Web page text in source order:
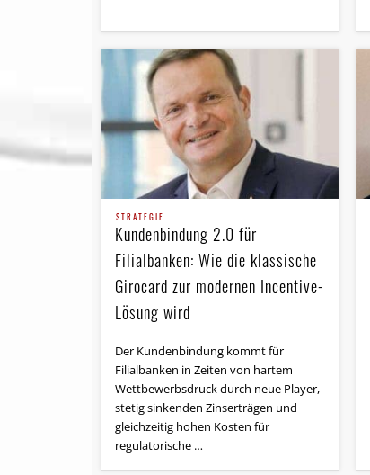
STRATEGIE
Kundenbindung 2.0 für
Filialbanken: Wie die klas­si­sche
Girocard zur modernen Incentive-
Lösung wird
Der Kundenbindung kommt für
Filialbanken in Zeiten von hartem
Wettbewerbsdruck durch neue Player,
stetig sinkenden Zinserträgen und
gleichzeitig hohen Kosten für
regulatorische …